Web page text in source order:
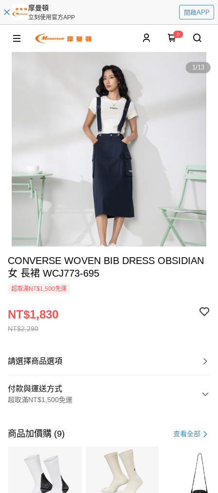
摩曼頓
立刻使用官方APP
開啟APP
0
1/13
CONVERSE WOVEN BIB DRESS OBSIDIAN
女 長裙 WCJ773-695
超取滿NT$1,500免運
NT$2,290
NT$1,830
請選擇商品選項
付款與運送方式
超取滿NT$1,500免運
信用卡一次付款
3 期 0 利率 每期 21家銀行
合作金庫商業銀行
第一商業銀行
華南商業銀行
彰化商業銀行
商品加價購 (9) 查看全部